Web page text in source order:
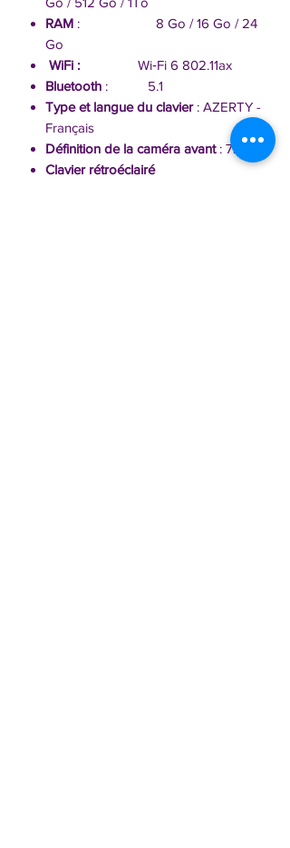
RAM : 8 Go / 16 Go / 24
Go
WiFi : Wi‑Fi 6 802.11ax
Bluetooth : 5.1
Type et langue du clavier: AZERTY -
Français
Définition de la caméra avant : 720p
Clavier rétroéclairé